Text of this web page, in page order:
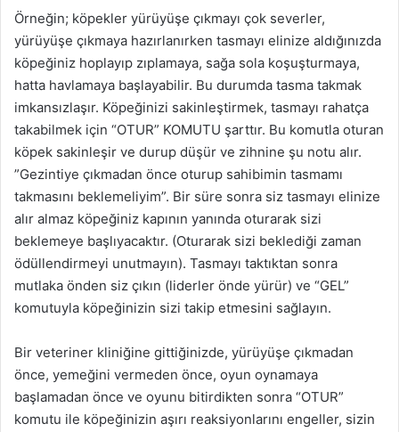
Örneğin; köpekler yürüyüşe çıkmayı çok severler,
yürüyüşe çıkmaya hazırlanırken tasmayı elinize aldığınızda
köpeğiniz hoplayıp zıplamaya, sağa sola koşuşturmaya,
hatta havlamaya başlayabilir. Bu durumda tasma takmak
imkansızlaşır. Köpeğinizi sakinleştirmek, tasmayı rahatça
takabilmek için “OTUR” KOMUTU şarttır. Bu komutla oturan
köpek sakinleşir ve durup düşür ve zihnine şu notu alır.
”Gezintiye çıkmadan önce oturup sahibimin tasmamı
takmasını beklemeliyim”. Bir süre sonra siz tasmayı elinize
alır almaz köpeğiniz kapının yanında oturarak sizi
beklemeye başlıyacaktır. (Oturarak sizi beklediği zaman
ödüllendirmeyi unutmayın). Tasmayı taktıktan sonra
mutlaka önden siz çıkın (liderler önde yürür) ve “GEL”
komutuyla köpeğinizin sizi takip etmesini sağlayın.
Bir veteriner kliniğine gittiğinizde, yürüyüşe çıkmadan
önce, yemeğini vermeden önce, oyun oynamaya
başlamadan önce ve oyunu bitirdikten sonra “OTUR”
komutu ile köpeğinizin aşırı reaksiyonlarını engeller, sizin